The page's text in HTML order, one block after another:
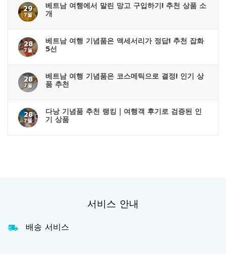
29
7월
베트남 여행에서 말린 망고 구입하기! 추천 상품 소
개
28
7월
베트남 여행 기념품은 액세서리가 정답! 추천 잡화
5선
28
7월
베트남 여행 기념품은 코스메틱으로 결정! 인기 상
품 추천
28
7월
다낭 기념품 추천 랭킹｜여행객 후기로 검증된 인
기 상품
서비스 안내
배송 서비스